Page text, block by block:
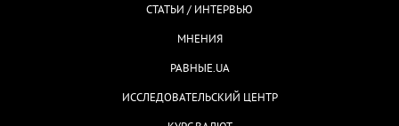
СТАТЬИ / ИНТЕРВЬЮ
МНЕНИЯ
РАВНЫЕ.UA
ИССЛЕДОВАТЕЛЬСКИЙ ЦЕНТР